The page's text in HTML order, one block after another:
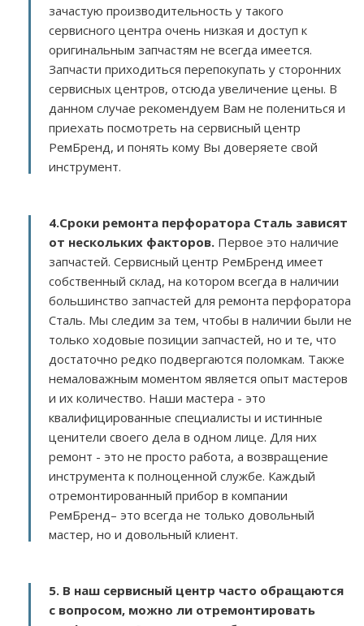
зачастую производительность у такого
сервисного центра очень низкая и доступ к
оригинальным запчастям не всегда имеется.
Запчасти приходиться перепокупать у сторонних
сервисных центров, отсюда увеличение цены. В
данном случае рекомендуем Вам не полениться и
приехать посмотреть на сервисный центр
РемБренд, и понять кому Вы доверяете свой
инструмент.
4.Сроки ремонта перфоратора Сталь зависят
от нескольких факторов. Первое это наличие
запчастей. Сервисный центр РемБренд имеет
собственный склад, на котором всегда в наличии
большинство запчастей для ремонта перфоратора
Сталь. Мы следим за тем, чтобы в наличии были не
только ходовые позиции запчастей, но и те, что
достаточно редко подвергаются поломкам. Также
немаловажным моментом является опыт мастеров
и их количество. Наши мастера - это
квалифицированные специалисты и истинные
ценители своего дела в одном лице. Для них
ремонт - это не просто работа, а возвращение
инструмента к полноценной службе. Каждый
отремонтированный прибор в компании
РемБренд– это всегда не только довольный
мастер, но и довольный клиент.
5. В наш сервисный центр часто обращаются
с вопросом, можно ли отремонтировать